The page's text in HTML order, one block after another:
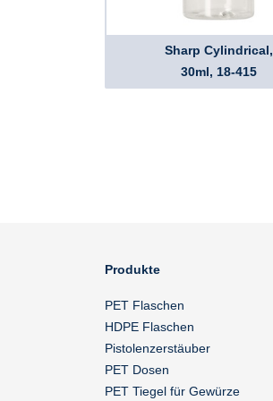
Sharp Cylindrical,
30ml, 18-415
Produkte
PET Flaschen
HDPE Flaschen
Pistolenzerstäuber
PET Dosen
PET Tiegel für Gewürze